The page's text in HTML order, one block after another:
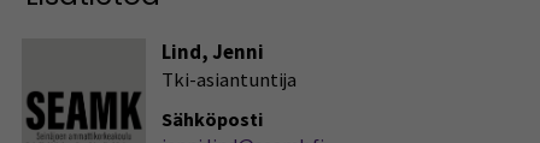
Lind, Jenni
Tki-asiantuntija
Sähköposti